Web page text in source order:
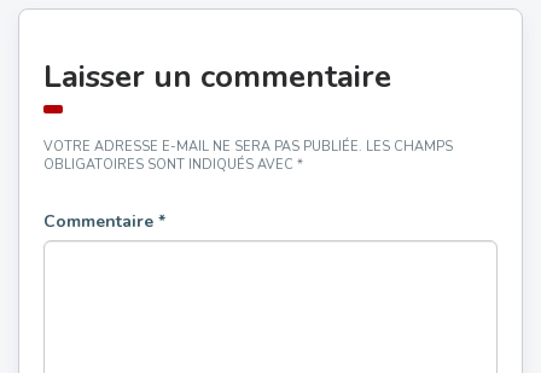
Laisser un commentaire
VOTRE ADRESSE E-MAIL NE SERA PAS PUBLIÉE. LES CHAMPS
OBLIGATOIRES SONT INDIQUÉS AVEC *
Commentaire *